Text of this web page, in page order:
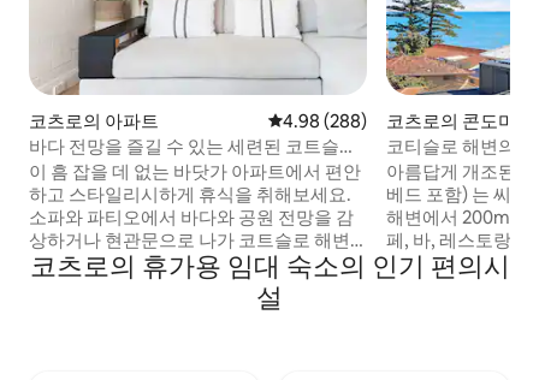
코츠로의 아파트 평점 4.98점(5점 만점), 후기 288
4.98 (288)
바다 전망을 즐길 수 있는 세련된 코트슬로
아파트
이 흠 잡을 데 없는 바닷가 아파트에서 편안
하고 스타일리시하게 휴식을 취해보세요.
소파와 파티오에서 바다와 공원 전망을 감
상하거나 현관문으로 나가 코트슬로 해변
과 현지 카페와 레스토랑을 즐겨보세요. 코
티슬로 해변에서 250미터 거리에 있습니다.
코티즐리 동네의 친절하고 행복한 바다 분
코츠로의 콘도미니
코티슬로 해변의
아름답게 개조된
베드 포함) 는 씨뷰
해변에서 200m 거리
페, 바, 레스토랑,
거리에 있습니다.
방 시설과 바다 전망! 차, 커피, 우유, 시
코츠로의 휴가용 임대 숙소의 인기 편의시
설